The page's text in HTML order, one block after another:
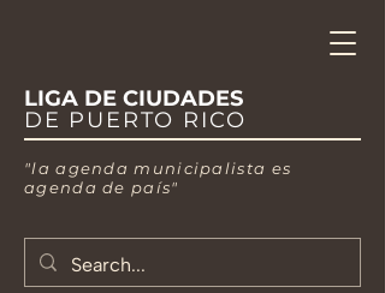
LIGA DE CIUDADES
DE PUERTO RICO
"la agenda municipalista es
agenda de país"